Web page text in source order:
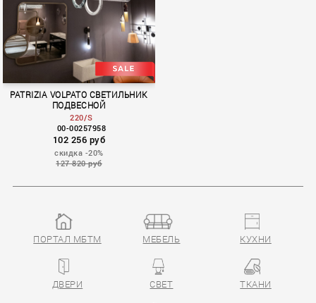
PATRIZIA VOLPATO СВЕТИЛЬНИК
ПОДВЕСНОЙ
220/S
00-00257958
102 256 руб
скидка -20%
127 820 руб
ПОРТАЛ МБТМ МЕБЕЛЬ КУХНИ
ДВЕРИ СВЕТ ТКАНИ